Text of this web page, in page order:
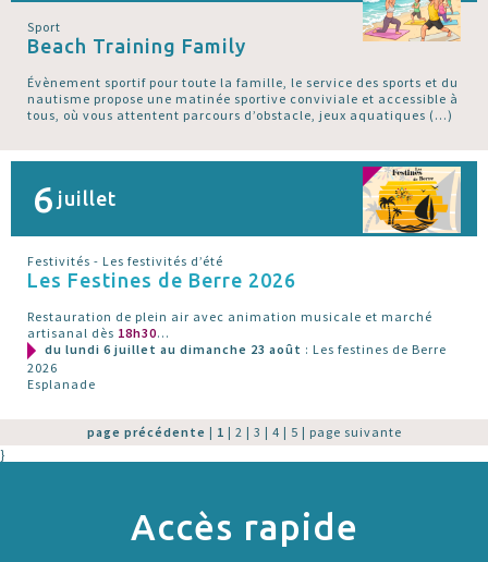
Sport
Beach Training Family
Évènement sportif pour toute la famille, le service des sports et du
nautisme propose une matinée sportive conviviale et accessible à
tous, où vous attentent parcours d’obstacle, jeux aquatiques (…)
6 juillet
Festivités - Les festivités d’été
Les Festines de Berre 2026
Restauration de plein air avec animation musicale et marché
artisanal dès 18h30...
du lundi 6 juillet au dimanche 23 août : Les festines de Berre
2026
Esplanade
page précédente | 1 | 2 | 3 | 4 | 5 | page suivante
}
Accès rapide